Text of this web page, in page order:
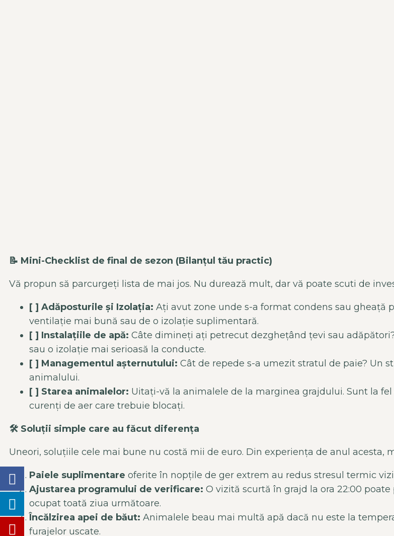
📝 Mini-Checklist de final de sezon (Bilanțul tău practic)
Vă propun să parcurgeți lista de mai jos. Nu durează mult, dar vă poate scuti de
[ ] Adăposturile și Izolația: Ați avut zone unde s-a format condens sau gheață
ventilație mai bună sau de o izolație suplimentară.
[ ] Instalațiile de apă: Câte dimineți ați petrecut dezghețând țevi sau
sau o izolație mai serioasă la conducte.
[ ] Managementul așternutului: Cât de repede s-a umezit stratul de paie? Un
animalului.
[ ] Starea animalelor: Uitați-vă la animalele de la marginea grajdului. Sunt la
curenți de aer care trebuie blocați.
🛠️ Soluții simple care au făcut diferența
Uneori, soluțiile cele mai bune nu costă mii de euro. Din experiența de anul acesta,
Paiele suplimentare oferite în nopțile de ger extrem au redus stresul termic
Ajustarea programului de verificare: O vizită scurtă în grajd la ora 22:00
ocupat toată ziua următoare.
Încălzirea apei de băut: Animalele beau mai multă apă dacă nu este la
furajelor uscate.